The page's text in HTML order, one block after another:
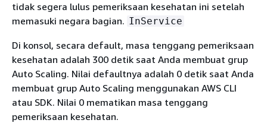
tidak segera lulus pemeriksaan kesehatan ini setelah
memasuki negara bagian. InService
Di konsol, secara default, masa tenggang pemeriksaan
kesehatan adalah 300 detik saat Anda membuat grup
Auto Scaling. Nilai defaultnya adalah 0 detik saat Anda
membuat grup Auto Scaling menggunakan AWS CLI
atau SDK. Nilai 0 mematikan masa tenggang
pemeriksaan kesehatan.